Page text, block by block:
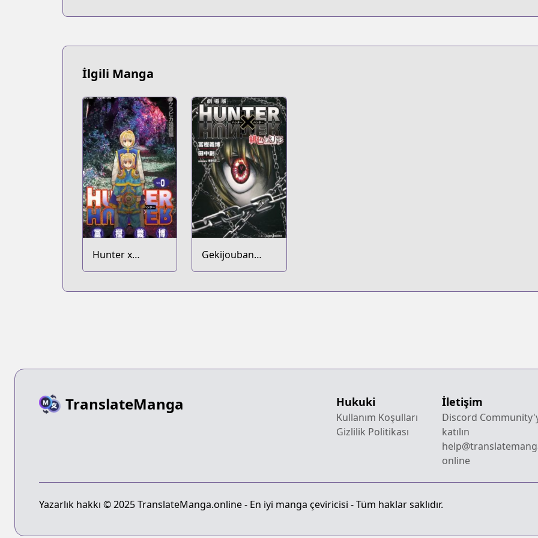
İlgili Manga
Hunter x
Hunter:
Gekijouban
Hunter x
TranslateManga Hukuki
Kullanım Koşulları
Gizlilik Politikası
İletişim
Discord
katılın
online
Yazarlık hakkı © 2025 TranslateManga.online - En iyi manga çeviricisi - Tüm haklar saklıdır.